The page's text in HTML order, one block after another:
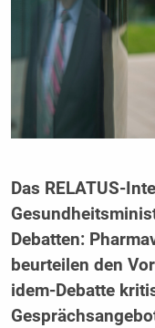
Das RELATUS-
Debatten:
beurteilen den
idem-Debatte